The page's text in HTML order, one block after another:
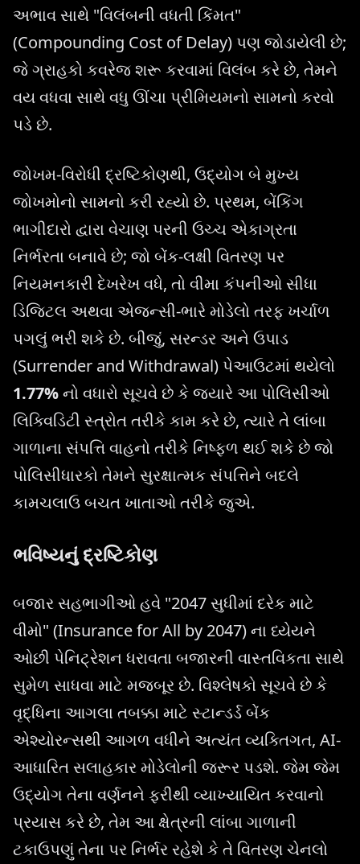
અભાવ સાથે "વિલંબની વધતી કિંમત"
(Compounding Cost of Delay) પણ જોડાયેલી છે;
જે ગ્રાહકો કવરેજ શરૂ કરવામાં વિલંબ કરે છે, તેમને
વય વધવા સાથે વધુ ઊંચા પ્રીમિયમનો સામનો કરવો
પડે છે.
જોખમ-વિરોધી દ્રષ્ટિકોણથી, ઉદ્યોગ બે મુખ્ય
જોખમોનો સામનો કરી રહ્યો છે. પ્રથમ, બેંકિંગ
ભાગીદારો દ્વારા વેચાણ પરની ઉચ્ચ એકાગ્રતા
નિર્ભરતા બનાવે છે; જો બેંક-લક્ષી વિતરણ પર
નિયમનકારી દેખરેખ વધે, તો વીમા કંપનીઓ સીધા
ડિજિટલ અથવા એજન્સી-ભારે મોડેલો તરફ ખર્ચાળ
પગલું ભરી શકે છે. બીજું, સરન્ડર અને ઉપાડ
(Surrender and Withdrawal) પેઆઉટમાં થયેલો
1.77%નો વધારો સૂચવે છે કે જ્યારે આ પોલિસીઓ
લિક્વિડિટી સ્ત્રોત તરીકે કામ કરે છે, ત્યારે તે લાંબા
ગાળાના સંપત્તિ વાહનો તરીકે નિષ્ફળ થઈ શકે છે જો
પોલિસીધારકો તેમને સુરક્ષાત્મક સંપત્તિને બદલે
કામચલાઉ બચત ખાતાઓ તરીકે જુએ.
ભવિષ્યનું દ્રષ્ટિકોણ
બજાર સહભાગીઓ હવે "2047 સુધીમાં દરેક માટે
વીમો" (Insurance for All by 2047) ના ધ્યેયને
ઓછી પેનિટ્રેશન ધરાવતા બજારની વાસ્તવિકતા સાથે
સુમેળ સાધવા માટે મજબૂર છે. વિશ્લેષકો સૂચવે છે કે
વૃદ્ધિના આગલા તબક્કા માટે સ્ટાન્ડર્ડ બેંક
એશ્યોરન્સથી આગળ વધીને અત્યંત વ્યક્તિગત, AI-
આધારિત સલાહકાર મોડેલોની જરૂર પડશે. જેમ જેમ
ઉદ્યોગ તેના વર્ણનને ફરીથી વ્યાખ્યાયિત કરવાનો
પ્રયાસ કરે છે, તેમ આ ક્ષેત્રની લાંબા ગાળાની
ટકાઉપણું તેના પર નિર્ભર રહેશે કે તે વિતરણ ચેનલો